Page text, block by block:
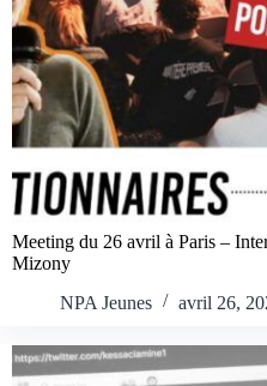
Meeting du 26 avril à Paris –
Mizony
NPA Jeunes
avril 26,